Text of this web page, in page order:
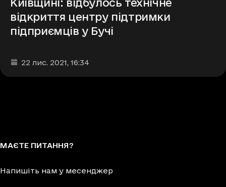
відкриття центру підтримки
підприємців у Бучі
Дата та час публікації
22 лис. 2021, 16:34
МАЄТЕ ПИТАННЯ?
Напишіть нам у месенджер